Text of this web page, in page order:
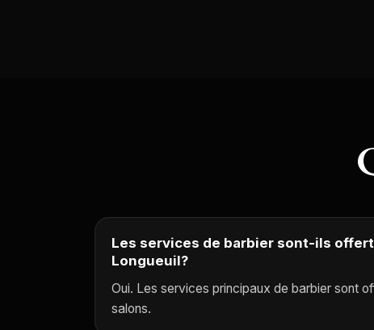
Les services de barbier sont-ils
Longueuil?
Oui. Les services principaux de barbier sont
salons.